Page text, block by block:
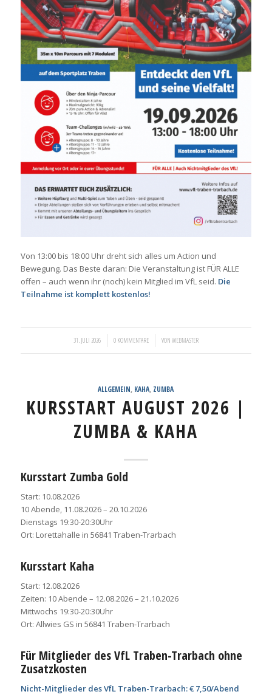
Von 13:00 bis 18:00 Uhr dreht sich alles um Action und
Bewegung. Das Beste daran: Die Veranstaltung ist FÜR ALLE
offen – auch wenn ihr (noch) kein Mitglied im VfL seid. Die
Teilnahme ist komplett kostenlos!
31. JULI 2026 0 KOMMENTARE
/ VON WEBMASTER
ALLGEMEIN, KAHA, ZUMBA
KURSSTART AUGUST 2026 |
ZUMBA & KAHA
Kursstart Zumba Gold
Start: 10.08.2026
10 Abende, 11.08.2026 – 20.10.2026
Dienstags 19:30-20:30Uhr
Ort: Lorettahalle in 56841 Traben-Trarbach
Kursstart Kaha
Start: 12.08.2026
Zeiten: 10 Abende – 12.08.2026 – 21.10.2026
Mittwochs 19:30-20:30Uhr
Ort: Allwies GS in 56841 Traben-Trarbach
Für Mitglieder des VfL Traben-Trarbach ohne
Zusatzkosten
Nicht-Mitglieder des VfL Traben-Trarbach: € 7,50/Abend